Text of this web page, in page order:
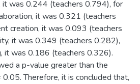
it was 0.244 (teachers 0.794), for
it was 0.321 (teachers
creation, it was 0.093 (teachers
it was 0.349 (teachers 0.282),
it was 0.186 (teachers 0.326).
a p-value greater than the
Therefore, it is concluded that,